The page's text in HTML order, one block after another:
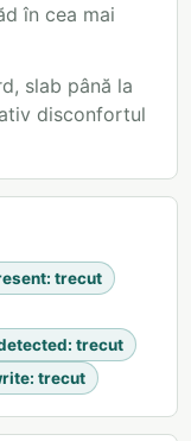
în cea mai
slab până la
disconfortul
: trecut
: trecut
: trecut